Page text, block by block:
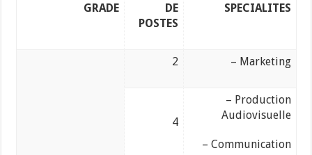
GRADE
DE
POSTES
SPECIALITES
2 – Marketing
4
– Production
Audiovisuelle
– Communication